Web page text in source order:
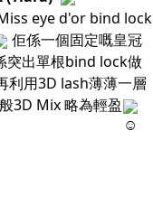
eye d'or bind lock
佢係一個固定嘅皇冠
突出單根bind lock做
利用3D lash薄薄一層
3D Mix 略為輕盈